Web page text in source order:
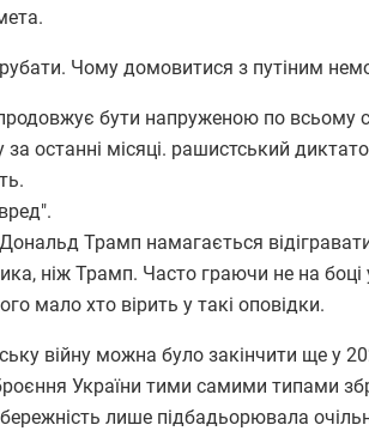
Чому домовитися з путіним
продовжує бути напруженою по
останні місяці. рашистський
Трамп намагається
ніж Трамп. Часто граючи не на боці
мало хто вірить у такі оповідки.
війну можна було закінчити ще у
України тими самими типами
лише підбадьорювала